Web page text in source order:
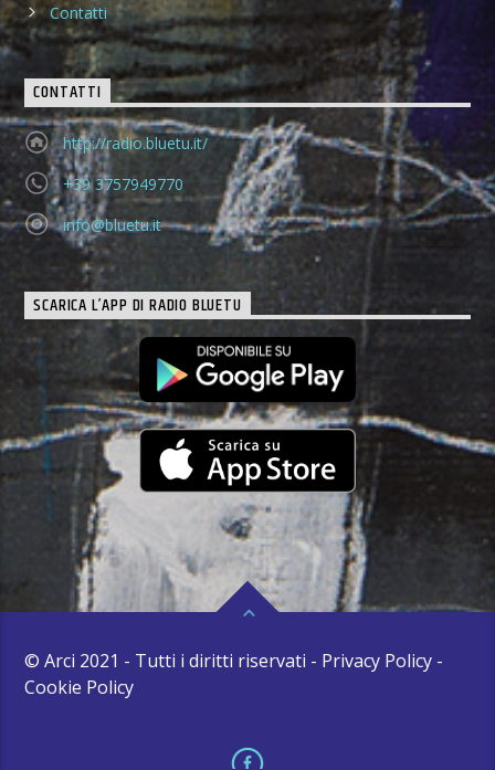
Contatti
CONTATTI
http://radio.bluetu.it/
+39 3757949770
info@bluetu.it
SCARICA L’APP DI RADIO BLUETU
© Arci 2021 - Tutti i diritti riservati - Privacy Policy -
Cookie Policy